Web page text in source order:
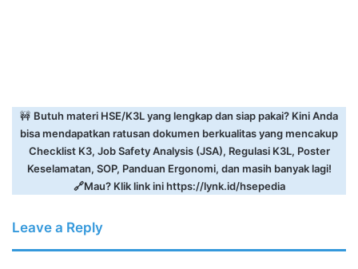
🚧 Butuh materi HSE/K3L yang lengkap dan siap pakai? Kini Anda
bisa mendapatkan ratusan dokumen berkualitas yang mencakup
Checklist K3, Job Safety Analysis (JSA), Regulasi K3L, Poster
Keselamatan, SOP, Panduan Ergonomi, dan masih banyak lagi!
🔗Mau? Klik link inihttps://lynk.id/hsepedia
Leave a Reply